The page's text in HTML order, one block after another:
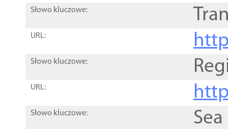
Słowo kluczowe:
URL:
Słowo kluczowe:
URL:
Słowo kluczowe: